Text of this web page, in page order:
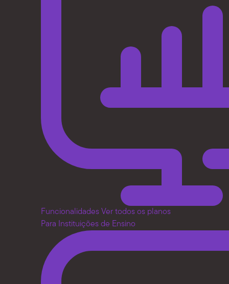
Funcionalidades Ver todos os planos
Para Instituições de Ensino